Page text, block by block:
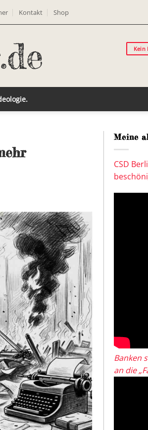
Kontakt Shop
Kein
Meine
CSD
Banken
an die